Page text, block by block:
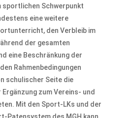
sportlichen Schwerpunkt
eine weitere
den Verbleib im
der gesamten
eine Beschränkung der
Rahmenbedingungen
schulischer Seite die
zum Vereins- und
Mit den Sport-LKs und der